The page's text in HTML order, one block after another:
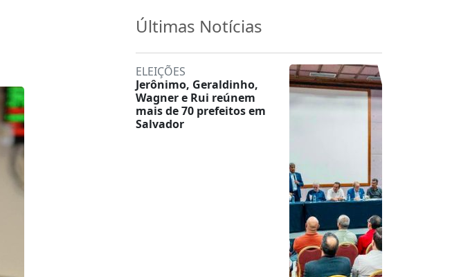
Últimas Notícias
ELEIÇÕES
Jerônimo, Geraldinho,
Wagner e Rui reúnem
mais de 70 prefeitos em
Salvador